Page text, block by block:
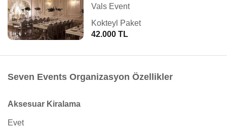
Vals Event
Kokteyl Paket
42.000 TL
Seven Events Organizasyon Özellikler
Aksesuar Kiralama
Evet